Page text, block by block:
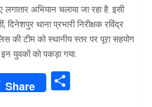
अभियान चलाया जा रहा है. इसी
दिनेशपुर थाना प्रभारी निरीक्षक रविंद्र
की टीम को स्थानीय स्तर पर पूरा सहयोग
इन युवकों को पकड़ा गया.
Share